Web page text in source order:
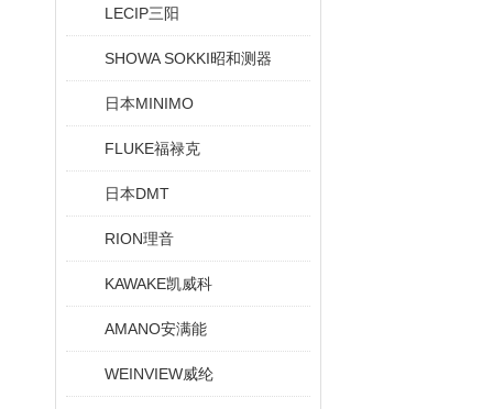
LECIP三阳
SHOWA SOKKI昭和测器
日本MINIMO
FLUKE福禄克
日本DMT
RION理音
KAWAKE凯威科
AMANO安满能
WEINVIEW威纶